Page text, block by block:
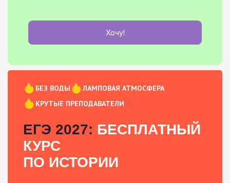
Хочу!
БЕЗ ВОДЫ
ЛАМПОВАЯ АТМОСФЕРА
КРУТЫЕ ПРЕПОДАВАТЕЛИ
ЕГЭ 2027: БЕСПЛАТНЫЙ
КУРС
ПО ИСТОРИИ